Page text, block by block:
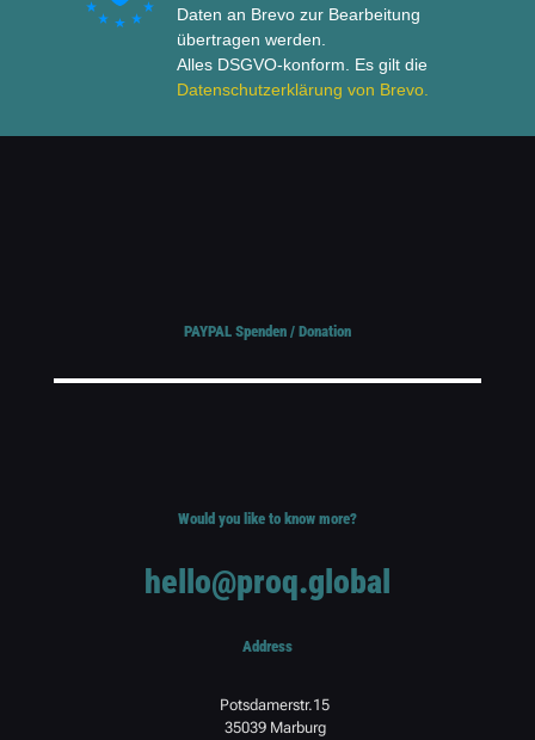
Daten an Brevo zur Bearbeitung
übertragen werden.
Alles DSGVO-konform. Es gilt die
Datenschutzerklärung von Brevo.
PAYPAL Spenden / Donation
Would you like to know more?
hello@proq.global
Address
Potsdamerstr.15
35039 Marburg